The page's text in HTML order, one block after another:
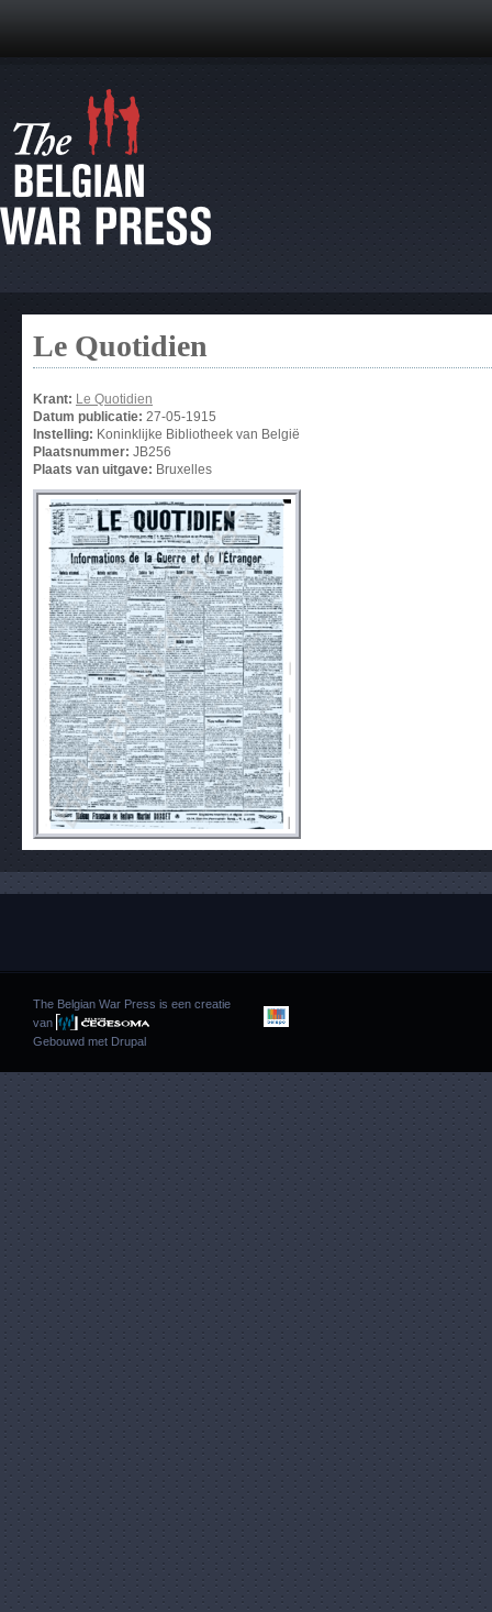
Le Quotidien
Krant: Le Quotidien
Datum publicatie: 27-05-1915
Instelling: Koninklijke Bibliotheek van België
Plaatsnummer: JB256
Plaats van uitgave: Bruxelles
The Belgian War Press is een creatie
van
Gebouwd met Drupal